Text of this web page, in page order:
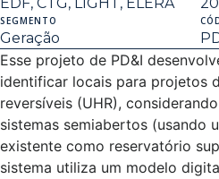
SEGMENTO
Geração
Esse projeto de PD&I
identificar locais para projetos
reversíveis (UHR),
sistemas semiabertos (usando
existente como reservatório
sistema utiliza um modelo